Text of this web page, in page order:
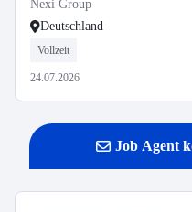
Nexi Group
Deutschland
Vollzeit
24.07.2026
Job Agent